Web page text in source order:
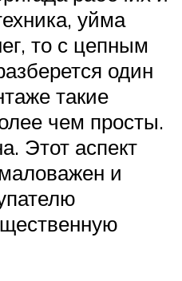
уйма
то с цепным
один
такие
чем просты.
Этот аспект
и